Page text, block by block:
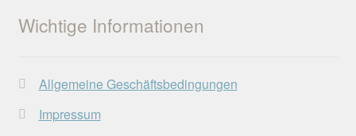
Wichtige Informationen
Allgemeine Geschäftsbedingungen
Impressum